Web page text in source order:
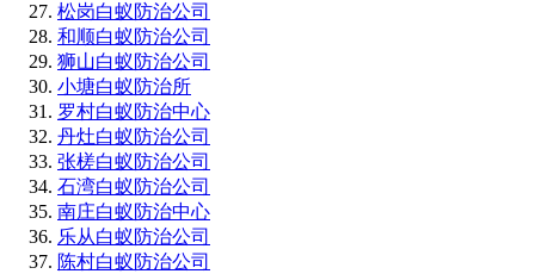
松岗白蚁防治公司
和顺白蚁防治公司
狮山白蚁防治公司
小塘白蚁防治所
罗村白蚁防治中心
丹灶白蚁防治公司
张槎白蚁防治公司
石湾白蚁防治公司
南庄白蚁防治中心
乐从白蚁防治公司
陈村白蚁防治公司